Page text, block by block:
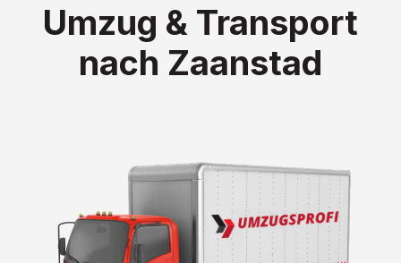
Umzug & Transport
nach Zaanstad